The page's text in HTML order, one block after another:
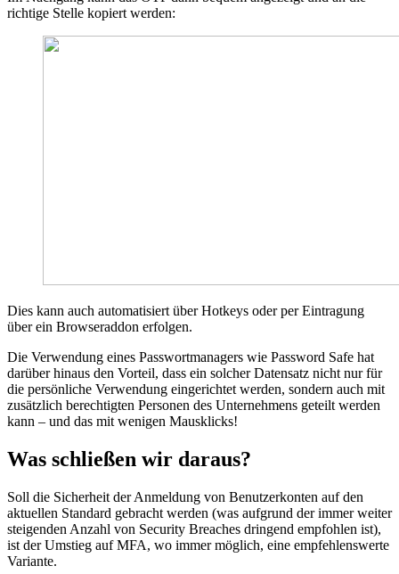
richtige Stelle kopiert werden:
Dies kann auch automatisiert über Hotkeys oder per Eintragung
über ein Browseraddon erfolgen.
Die Verwendung eines Passwortmanagers wie Password Safe hat
darüber hinaus den Vorteil, dass ein solcher Datensatz nicht nur für
die persönliche Verwendung eingerichtet werden, sondern auch mit
zusätzlich berechtigten Personen des Unternehmens geteilt werden
kann – und das mit wenigen Mausklicks!
Was schließen wir daraus?
Soll die Sicherheit der Anmeldung von Benutzerkonten auf den
aktuellen Standard gebracht werden (was aufgrund der immer weiter
steigenden Anzahl von Security Breaches dringend empfohlen ist),
ist der Umstieg auf MFA, wo immer möglich, eine empfehlenswerte
Variante.